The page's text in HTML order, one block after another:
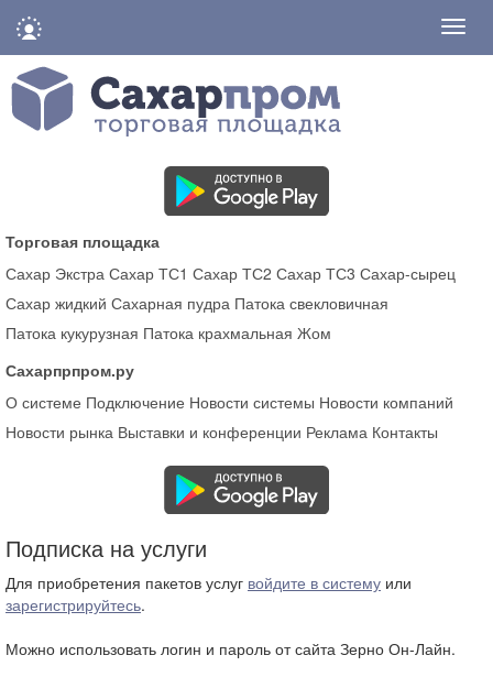
Торговая площадка
Сахар Экстра Сахар ТС1 Сахар ТС2 Сахар ТС3 Сахар-сырец
Сахар жидкий Сахарная пудра Патока свекловичная
Патока кукурузная Патока крахмальная Жом
Сахарпрпром.ру
О системе Подключение Новости системы Новости компаний
Новости рынка Выставки и конференции Реклама Контакты
Подписка на услуги
Для приобретения пакетов услуг войдите в систему или
зарегистрируйтесь.
Можно использовать логин и пароль от сайта Зерно Он-Лайн.